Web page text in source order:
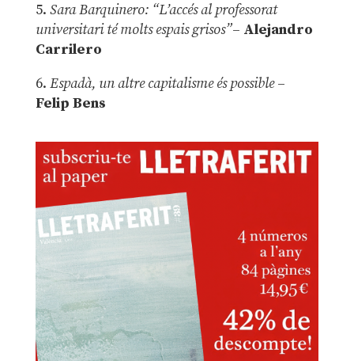
5. Sara Barquinero: “L’accés al professorat
universitari té molts espais grisos”– Alejandro
Carrilero
6. Espadà, un altre capitalisme és possible –
Felip Bens